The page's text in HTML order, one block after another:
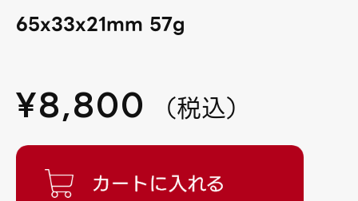
65x33x21mm 57g
¥8,800 （税込）